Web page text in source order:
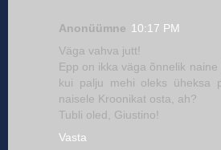
Anonüümne 10:17 PM
Väga vahva jutt!
Epp on ikka väga õnnelik
kui palju mehi oleks üheksa
naisele Kroonikat osta, ah?
Tubli oled, Giustino!
Vasta